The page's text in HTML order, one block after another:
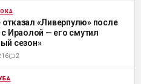
«Ливерпулю» после
с Ираолой — его смутил
сезон»
2